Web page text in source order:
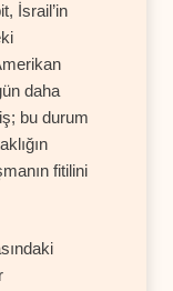
İsrail’in
daha
bu durum
fitilini